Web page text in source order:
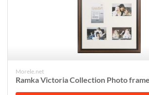
Morele.net
Ramka Victoria Collection Photo